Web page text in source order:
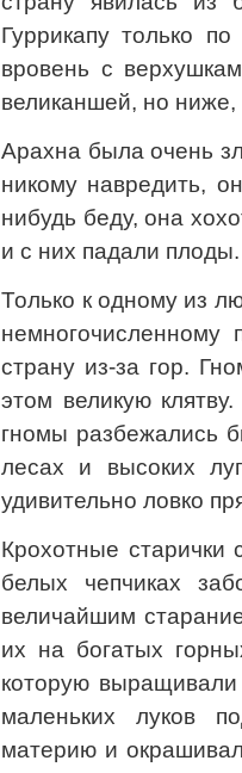
Гуррикапу только
вровень с
великаншей, но ниже,
Арахна была очень
никому навредить,
нибудь беду, она
и с них падали плоды.
Только к одному из
страну из-за гор.
этом великую
гномы разбежались
лесах и высоких
удивительно ловко
Крохотные
белых чепчиках
величайшим
их на богатых
которую
маленьких луков
материю и